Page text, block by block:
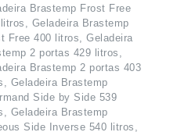
Brastemp Frost Free
Geladeira Brastemp
Free 400 litros, Geladeira
2 portas 429 litros,
Brastemp 2 portas 403
Geladeira Brastemp
Side by Side 539
Geladeira Brastemp
Side Inverse 540 litros,